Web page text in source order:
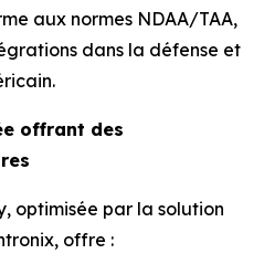
aux normes NDAA/TAA,
dans la défense et
offrant des
optimisée par la solution
offre :